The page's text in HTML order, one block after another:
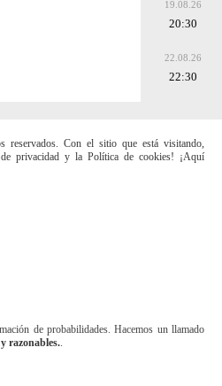
19.08.26
20:30
22.08.26
22:30
Con el sitio que está visitando,
de privacidad y la Política de cookies! ¡Aquí
de probabilidades. Hacemos un llamado
razonables.